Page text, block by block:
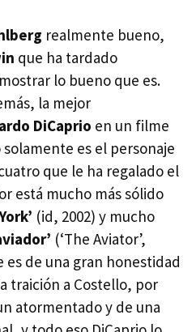
realmente bueno,
que ha tardado
lo bueno que es.
la mejor
DiCaprio en un filme
solamente es el personaje
que le ha regalado el
está mucho más sólido
(id, 2002) y mucho
(‘The Aviator’,
es de una gran honestidad
traición a Costello, por
atormentado y de una